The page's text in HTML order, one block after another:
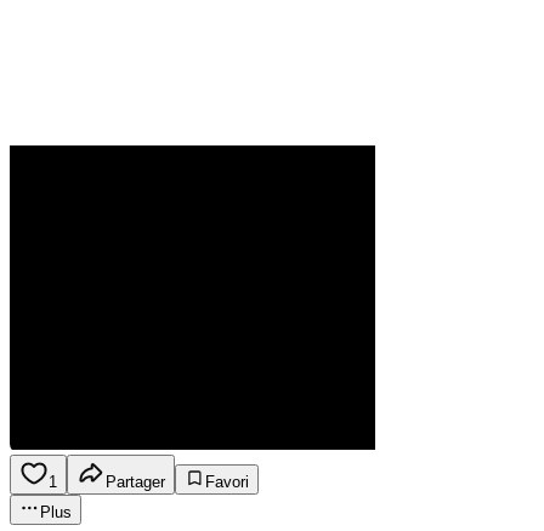
1 Partager
Favori
Plus